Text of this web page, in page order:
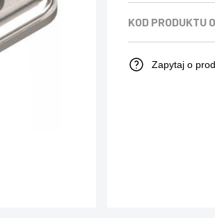
KOD PRODUKTU
Zapytaj o